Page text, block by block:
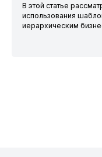
В этой статье
использования
иерархическим